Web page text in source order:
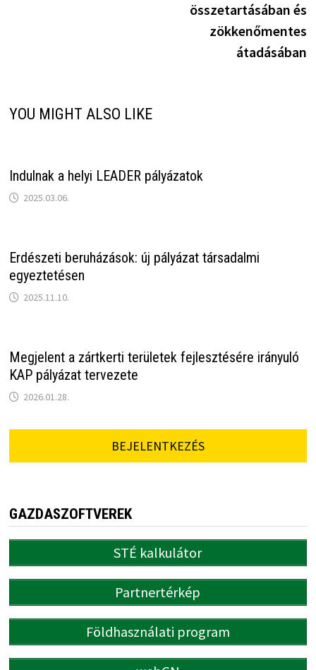
összetartásában és
zökkenőmentes
átadásában
YOU MIGHT ALSO LIKE
Indulnak a helyi LEADER pályázatok
2025.03.06.
Erdészeti beruházások: új pályázat társadalmi
egyeztetésen
2025.11.10.
Megjelent a zártkerti területek fejlesztésére irányuló
KAP pályázat tervezete
2026.01.28.
BEJELENTKEZÉS
GAZDASZOFTVEREK
STÉ kalkulátor
Partnertérkép
Földhasználati program